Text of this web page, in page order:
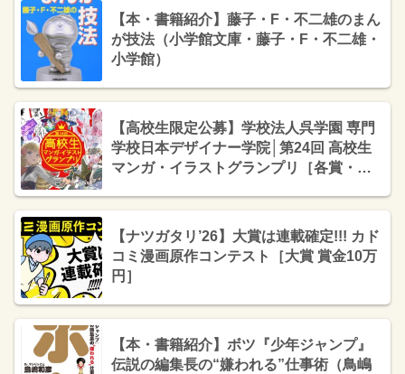
【本・書籍紹介】藤子・F・不二雄のまん
が技法（小学館文庫・藤子・F・不二雄・
小学館）
【高校生限定公募】学校法人呉学園 専門
学校日本デザイナー学院│第24回 高校生
マンガ・イラストグランプリ［各賞・賞
【ナツガタリ’26】大賞は連載確定!!! カド
コミ漫画原作コンテスト［大賞 賞金10万
円］
【本・書籍紹介】ボツ『少年ジャンプ』
伝説の編集長の“嫌われる”仕事術（鳥嶋